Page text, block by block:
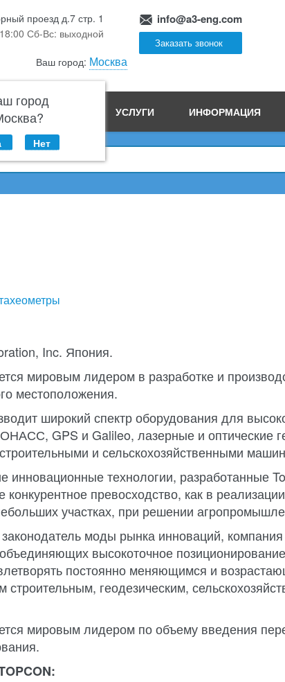
проезд д.7 стр. 1
Сб-Вс: выходной
Ваш город: Москва
город
Нет
info@a3-eng.com
Заказать звонок
ПРОИЗВОДСТВО УСЛУГИ ИНФОРМАЦИЯ
Inc. Япония.
мировым лидером в разработке и
местоположения.
широкий спектр оборудования для
GPS и Galileo, лазерные и оптические
и сельскохозяйственными
инновационные технологии, разработанные
конкурентное превосходство, как в
участках, при решении
моды рынка инноваций,
высокоточное
постоянно меняющимся и
строительным, геодезическим,
мировым лидером по объему введения